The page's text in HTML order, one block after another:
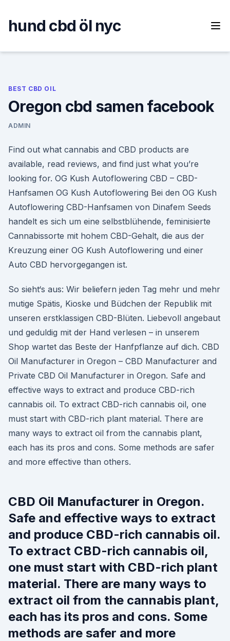
content
hund cbd öl nyc
BEST CBD OIL
Oregon cbd samen facebook
ADMIN
Find out what cannabis and CBD products are
available, read reviews, and find just what you’re
looking for. OG Kush Autoflowering CBD – CBD-
Hanfsamen OG Kush Autoflowering Bei den OG Kush
Autoflowering CBD-Hanfsamen von Dinafem Seeds
handelt es sich um eine selbstblühende, feminisierte
Cannabissorte mit hohem CBD-Gehalt, die aus der
Kreuzung einer OG Kush Autoflowering und einer
Auto CBD hervorgegangen ist.
So sieht‘s aus: Wir beliefern jeden Tag mehr und mehr
mutige Spätis, Kioske und Büdchen der Republik mit
unseren erstklassigen CBD-Blüten. Liebevoll angebaut
und geduldig mit der Hand verlesen – in unserem
Shop wartet das Beste der Hanfpflanze auf dich. CBD
Oil Manufacturer in Oregon – CBD Manufacturer and
Private CBD Oil Manufacturer in Oregon. Safe and
effective ways to extract and produce CBD-rich
cannabis oil. To extract CBD-rich cannabis oil, one
must start with CBD-rich plant material. There are
many ways to extract oil from the cannabis plant,
each has its pros and cons. Some methods are safer
and more effective than others.
CBD Oil Manufacturer in Oregon.
Safe and effective ways to extract
and produce CBD-rich cannabis oil.
To extract CBD-rich cannabis oil,
one must start with CBD-rich plant
material. There are many ways to
extract oil from the cannabis plant,
each has its pros and cons. Some
methods are safer and more